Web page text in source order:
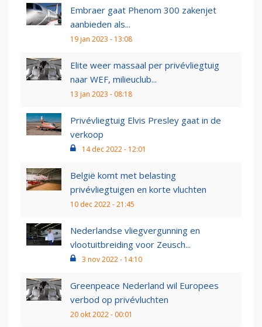
Embraer gaat Phenom 300 zakenjet
aanbieden als...
19 jan 2023 - 13:08
Elite weer massaal per privévliegtuig
naar WEF, milieuclub...
13 jan 2023 - 08:18
Privévliegtuig Elvis Presley gaat in de
verkoop
14 dec 2022 - 12:01
België komt met belasting
privévliegtuigen en korte vluchten
10 dec 2022 - 21:45
Nederlandse vliegvergunning en
vlootuitbreiding voor Zeusch...
3 nov 2022 - 14:10
Greenpeace Nederland wil Europees
verbod op privévluchten
20 okt 2022 - 00:01